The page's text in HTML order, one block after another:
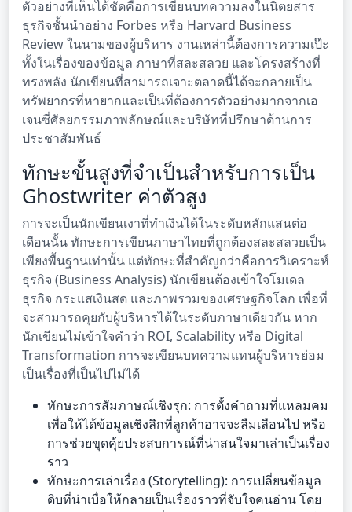
ตัวอย่างที่เห็นได้ชัดคือการเขียนบทความลงในนิตยสาร
ธุรกิจชั้นนำอย่าง Forbes หรือ Harvard Business
Review ในนามของผู้บริหาร งานเหล่านี้ต้องการความเป๊ะ
ทั้งในเรื่องของข้อมูล ภาษาที่สละสลวย และโครงสร้างที่
ทรงพลัง นักเขียนที่สามารถเจาะตลาดนี้ได้จะกลายเป็น
ทรัพยากรที่หายากและเป็นที่ต้องการตัวอย่างมากจากเอ
เจนซี่ศัลยกรรมภาพลักษณ์และบริษัทที่ปรึกษาด้านการ
ประชาสัมพันธ์
ทักษะขั้นสูงที่จำเป็นสำหรับการเป็น
Ghostwriter ค่าตัวสูง
การจะเป็นนักเขียนเงาที่ทำเงินได้ในระดับหลักแสนต่อ
เดือนนั้น ทักษะการเขียนภาษาไทยที่ถูกต้องสละสลวยเป็น
เพียงพื้นฐานเท่านั้น แต่ทักษะที่สำคัญกว่าคือการวิเคราะห์
ธุรกิจ (Business Analysis) นักเขียนต้องเข้าใจโมเดล
ธุรกิจ กระแสเงินสด และภาพรวมของเศรษฐกิจโลก เพื่อที่
จะสามารถคุยกับผู้บริหารได้ในระดับภาษาเดียวกัน หาก
นักเขียนไม่เข้าใจคำว่า ROI, Scalability หรือ Digital
Transformation การจะเขียนบทความแทนผู้บริหารย่อม
เป็นเรื่องที่เป็นไปไม่ได้
ทักษะการสัมภาษณ์เชิงรุก: การตั้งคำถามที่แหลมคม
เพื่อให้ได้ข้อมูลเชิงลึกที่ลูกค้าอาจจะลืมเลือนไป หรือ
การช่วยขุดคุ้ยประสบการณ์ที่น่าสนใจมาเล่าเป็นเรื่อง
ราว
ทักษะการเล่าเรื่อง (Storytelling): การเปลี่ยนข้อมูล
ดิบที่น่าเบื่อให้กลายเป็นเรื่องราวที่จับใจคนอ่าน โดย